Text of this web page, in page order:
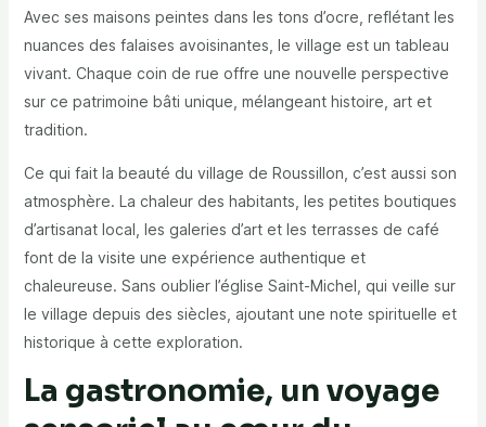
Avec ses maisons peintes dans les tons d’ocre, reflétant les
nuances des falaises avoisinantes, le village est un tableau
vivant. Chaque coin de rue offre une nouvelle perspective
sur ce patrimoine bâti unique, mélangeant histoire, art et
tradition.
Ce qui fait la beauté du village de Roussillon, c’est aussi son
atmosphère. La chaleur des habitants, les petites boutiques
d’artisanat local, les galeries d’art et les terrasses de café
font de la visite une expérience authentique et
chaleureuse. Sans oublier l’église Saint-Michel, qui veille sur
le village depuis des siècles, ajoutant une note spirituelle et
historique à cette exploration.
La gastronomie, un voyage